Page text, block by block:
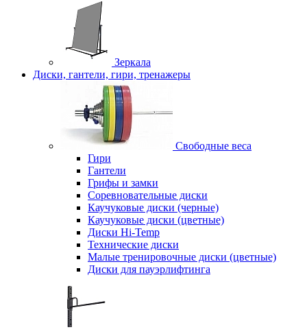
Зеркала
Диски, гантели, гири, тренажеры
Свободные веса
Гири
Гантели
Грифы и замки
Соревновательные диски
Каучуковые диски (черные)
Каучуковые диски (цветные)
Диски Hi-Temp
Технические диски
Малые тренировочные диски (цветные)
Диски для пауэрлифтинга